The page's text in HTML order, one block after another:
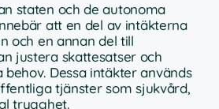
staten och de autonoma
att en del av intäkterna
och en annan del till
justera skattesatser och
Dessa intäkter används
tjänster som sjukvård,
trygghet.